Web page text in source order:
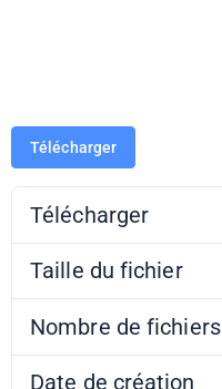
Télécharger
Télécharger
Taille du fichier
Nombre de fichiers
Date de création